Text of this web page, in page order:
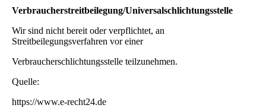
Verbraucherstreitbeilegung/Universalschlichtungsstelle
Wir sind nicht bereit oder verpflichtet, an
Streitbeilegungsverfahren vor einer
Verbraucherschlichtungsstelle teilzunehmen.
Quelle:
https://www.e-recht24.de